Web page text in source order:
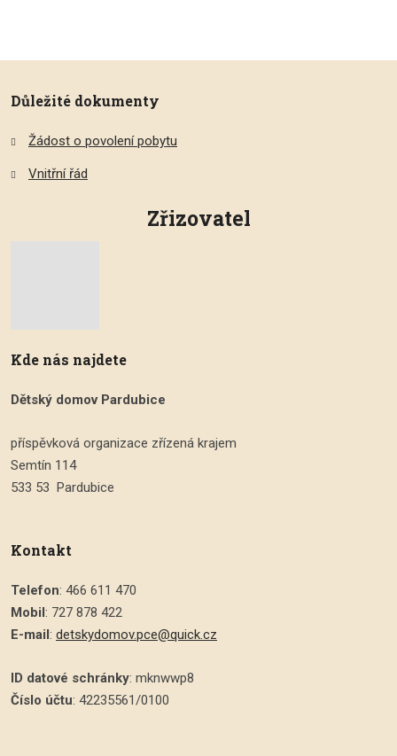
Důležité dokumenty
Žádost o povolení pobytu
Vnitřní řád
Zřizovatel
Kde nás najdete
Dětský domov Pardubice
příspěvková organizace zřízená krajem
Semtín 114
533 53 Pardubice
Kontakt
Telefon: 466 611 470
Mobil: 727 878 422
E-mail: detskydomov.pce@quick.cz
ID datové schránky: mknwwp8
Číslo účtu: 42235561/0100